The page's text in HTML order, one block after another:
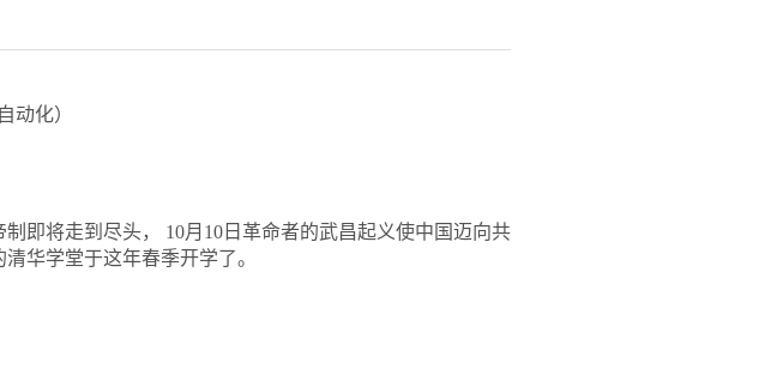
自动化）
即将走到尽头， 10月 10 日革命者的武昌起义使中国迈向共
华学堂于这年春季开学了。